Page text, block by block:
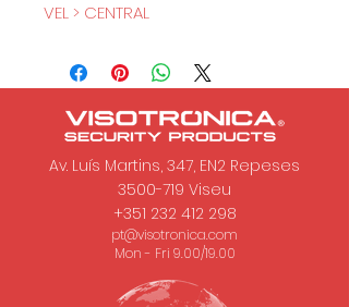
VEL > CENTRAL
Av. Luís Martins, 347, EN2 Repeses
3500-719 Viseu
+351 232 412 298
pt@visotronica.com
Mon - Fri 9.00/19.00